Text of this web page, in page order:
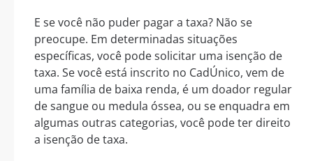
E se você não puder pagar a taxa? Não se
preocupe. Em determinadas situações
específicas, você pode solicitar uma isenção de
taxa. Se você está inscrito no CadÚnico, vem de
uma família de baixa renda, é um doador regular
de sangue ou medula óssea, ou se enquadra em
algumas outras categorias, você pode ter direito
a isenção de taxa.